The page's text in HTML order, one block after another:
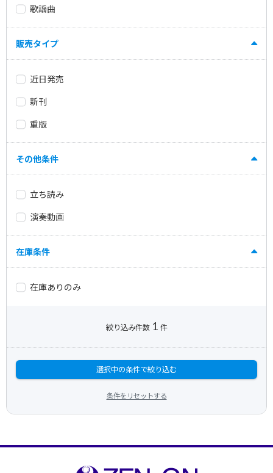
歌謡曲
販売タイプ
近日発売
新刊
重版
その他条件
立ち読み
演奏動画
在庫条件
在庫ありのみ
絞り込み件数 1 件
選択中の条件で絞り込む
条件をリセットする